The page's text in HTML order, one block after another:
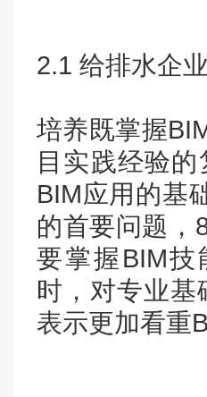
2.1 给排水企
培养既掌握
目实践经验
BIM应用的基
的首要问题，
要掌握BIM技
时，对专业基
表示更加看重